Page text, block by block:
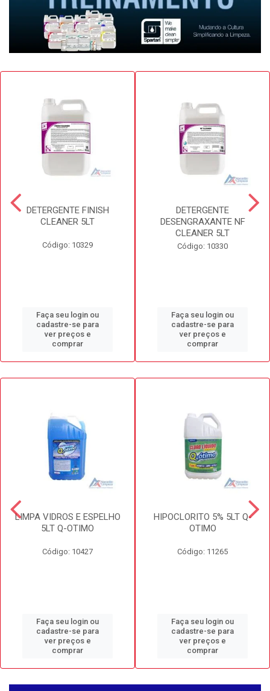
DETERGENTE FINISH
CLEANER 5LT
Código: 10329
Faça seu login ou
cadastre-se para
ver preços e
comprar
DETERGENTE
DESENGRAXANTE NF
CLEANER 5LT
Código: 10330
Faça seu login ou
cadastre-se para
ver preços e
comprar
LIMPA VIDROS E ESPELHO
5LT Q-OTIMO
Código: 10427
Faça seu login ou
cadastre-se para
ver preços e
comprar
HIPOCLORITO 5% 5LT Q-
OTIMO
Código: 11265
Faça seu login ou
cadastre-se para
ver preços e
comprar